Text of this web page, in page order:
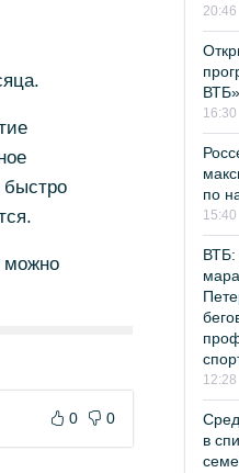
быстро
можно
0 0
20:46
ВТБ»
16:30
по
15:40
ВТБ:
12:28
в